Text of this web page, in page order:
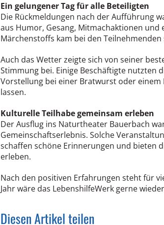
Ein gelungener Tag für alle Beteiligten
Die Rückmeldungen nach der Aufführung
aus Humor, Gesang, Mitmachaktionen und
Märchenstoffs kam bei den Teilnehmenden
Auch das Wetter zeigte sich von seiner
Stimmung bei. Einige Beschäftigte nutzten
Vorstellung bei einer Bratwurst oder
lassen.
Kulturelle Teilhabe gemeinsam erleben
Der Ausflug ins Naturtheater Bauerbach
Gemeinschaftserlebnis. Solche
schaffen schöne Erinnerungen und bieten
erleben.
Nach den positiven Erfahrungen steht für
Jahr wäre das LebenshilfeWerk gerne
Diesen Artikel teilen